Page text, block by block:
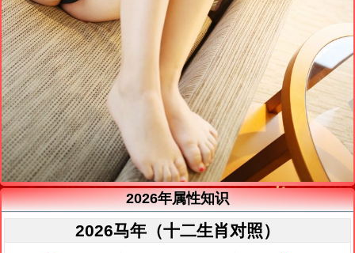
2026年属性知识
2026马年（十二生肖对照）